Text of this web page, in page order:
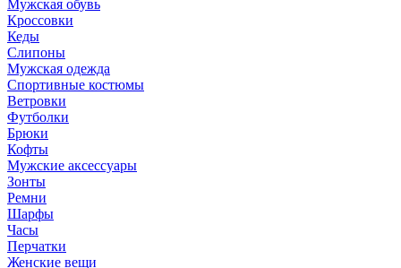
Мужская обувь
Кроссовки
Кеды
Слипоны
Мужская одежда
Спортивные костюмы
Ветровки
Футболки
Брюки
Кофты
Мужские аксессуары
Зонты
Ремни
Шарфы
Часы
Перчатки
Женские вещи